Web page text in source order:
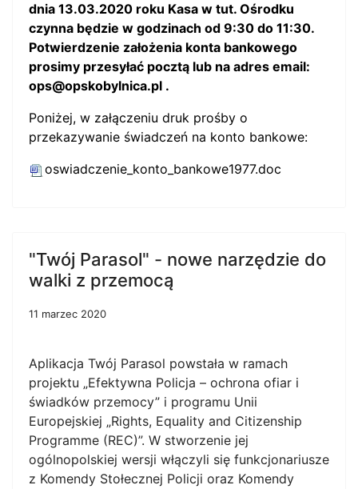
dnia 13.03.2020 roku Kasa w tut. Ośrodku
czynna będzie w godzinach od 9:30 do 11:30.
Potwierdzenie założenia konta bankowego
prosimy przesyłać pocztą lub na adres email:
ops@opskobylnica.pl .
Poniżej, w załączeniu druk prośby o
przekazywanie świadczeń na konto bankowe:
oswiadczenie_konto_bankowe1977.doc
"Twój Parasol" - nowe narzędzie do
walki z przemocą
11 marzec 2020
Aplikacja Twój Parasol powstała w ramach
projektu „Efektywna Policja – ochrona ofiar i
świadków przemocy” i programu Unii
Europejskiej „Rights, Equality and Citizenship
Programme (REC)”. W stworzenie jej
ogólnopolskiej wersji włączyli się funkcjonariusze
z Komendy Stołecznej Policji oraz Komendy